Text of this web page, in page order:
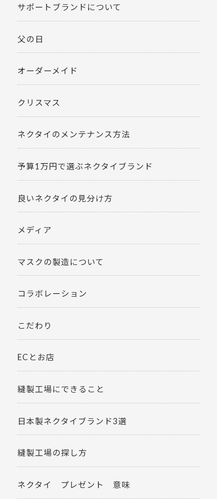
サポートブランドについて
父の日
オーダーメイド
クリスマス
ネクタイのメンテナンス方法
予算1万円で選ぶネクタイブランド
良いネクタイの見分け方
メディア
マスクの製造について
コラボレーション
こだわり
ECとお店
縫製工場にできること
日本製ネクタイブランド3選
縫製工場の探し方
ネクタイ プレゼント 意味